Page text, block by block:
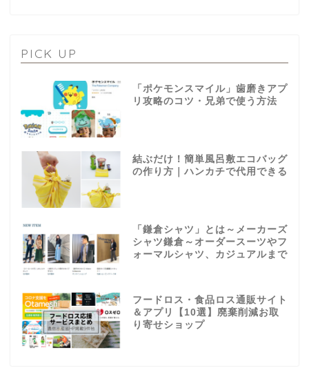
PICK UP
「ポケモンスマイル」歯磨きアプ
リ攻略のコツ・兄弟で使う方法
結ぶだけ！簡単風呂敷エコバッグ
の作り方｜ハンカチで代用できる
「鎌倉シャツ」とは～メーカーズ
シャツ鎌倉～オーダースーツやフ
ォーマルシャツ、カジュアルまで
フードロス・食品ロス通販サイト
＆アプリ【10選】廃棄削減お取
り寄せショップ